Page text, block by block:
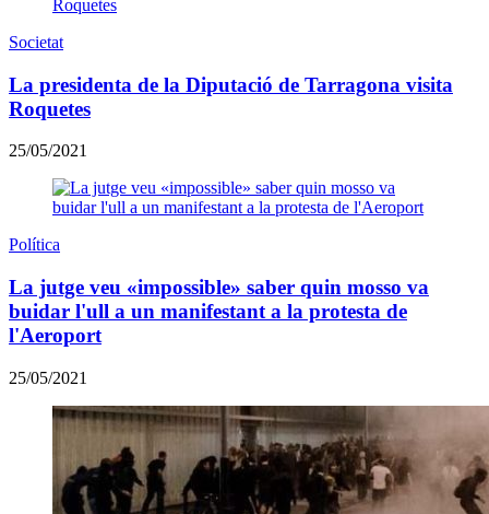
Societat
La presidenta de la Diputació de Tarragona visita
Roquetes
25/05/2021
Política
La jutge veu «impossible» saber quin mosso va
buidar l'ull a un manifestant a la protesta de
l'Aeroport
25/05/2021